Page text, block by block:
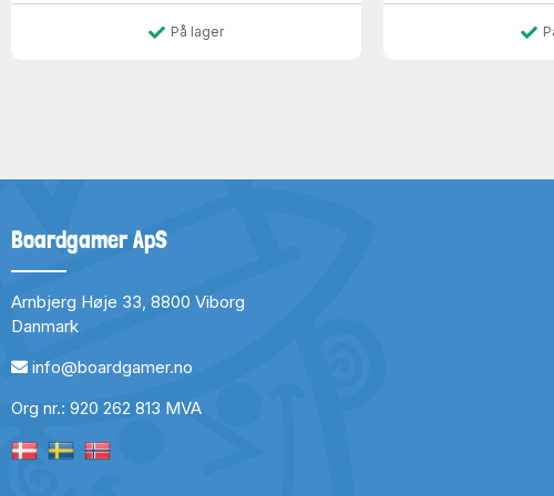
På lager
Boardgamer ApS
Arnbjerg Høje 33, 8800 Viborg
Danmark
info@boardgamer.no
Org nr.: 920 262 813 MVA